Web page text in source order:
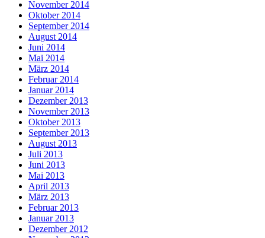
November 2014
Oktober 2014
September 2014
August 2014
Juni 2014
Mai 2014
März 2014
Februar 2014
Januar 2014
Dezember 2013
November 2013
Oktober 2013
September 2013
August 2013
Juli 2013
Juni 2013
Mai 2013
April 2013
März 2013
Februar 2013
Januar 2013
Dezember 2012